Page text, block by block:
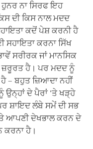
ਹੁਨਰ ਨਾ ਸਿਰਫ ਇਹ
ਦੀ ਕਿਸ ਨਾਲ ਮਦਦ
ਕਦੋਂ ਪੇਸ਼ ਕਰਨੀ ਹੈ
ਕਰਨਾ ਸਿੱਖ
ਸਰੀਰਕ ਜਾਂ ਮਾਨਸਿਕ
ਜ਼ਰੂਰਤ ਹੈ। ਪਰ ਮਦਦ ਨੂੰ
ਹੈ – ਬਹੁਤ ਜ਼ਿਆਦਾ ਨਹੀਂ
ਉਨ੍ਹਾਂ ਦੇ ਪੈਰਾਂ 'ਤੇ ਖੜ੍ਹੇ
ਸ਼ਾਇਦ ਲੰਬੇ ਸਮੇਂ ਦੀ ਸਭ
ਆਪਣੀ ਦੇਖਭਾਲ ਕਰਨ ਦੇ
ਕਰਨਾ ਹੈ।